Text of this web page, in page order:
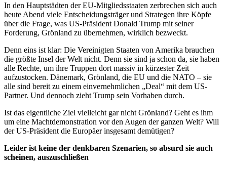
In den Hauptstädten der EU-Mitgliedsstaaten zerbrechen sich auch
heute Abend viele Entscheidungsträger und Strategen ihre Köpfe
über die Frage, was US-Präsident Donald Trump mit seiner
Forderung, Grönland zu übernehmen, wirklich bezweckt.
Denn eins ist klar: Die Vereinigten Staaten von Amerika brauchen
die größte Insel der Welt nicht. Denn sie sind ja schon da, sie haben
alle Rechte, um ihre Truppen dort massiv in kürzester Zeit
aufzustocken. Dänemark, Grönland, die EU und die NATO – sie
alle sind bereit zu einem einvernehmlichen „Deal“ mit dem US-
Partner. Und dennoch zieht Trump sein Vorhaben durch.
Ist das eigentliche Ziel vielleicht gar nicht Grönland? Geht es ihm
um eine Machtdemonstration vor den Augen der ganzen Welt? Will
der US-Präsident die Europäer insgesamt demütigen?
Leider ist keine der denkbaren Szenarien, so absurd sie auch
scheinen, auszuschließen